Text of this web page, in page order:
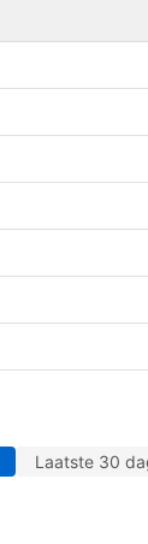
Laatste 30